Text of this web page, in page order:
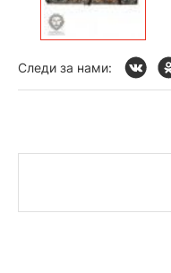
Следи за нами: